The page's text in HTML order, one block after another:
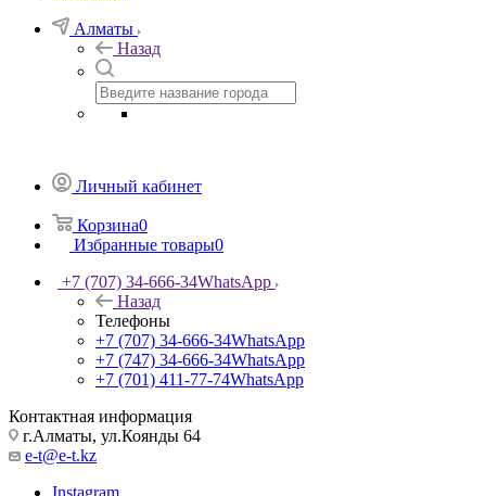
Алматы
Назад
Личный кабинет
Корзина0
Избранные товары0
+7 (707) 34-666-34WhatsApp
Назад
Телефоны
+7 (707) 34-666-34WhatsApp
+7 (747) 34-666-34WhatsApp
+7 (701) 411-77-74WhatsApp
Контактная информация
г.Алматы, ул.Коянды 64
e-t@e-t.kz
Instagram